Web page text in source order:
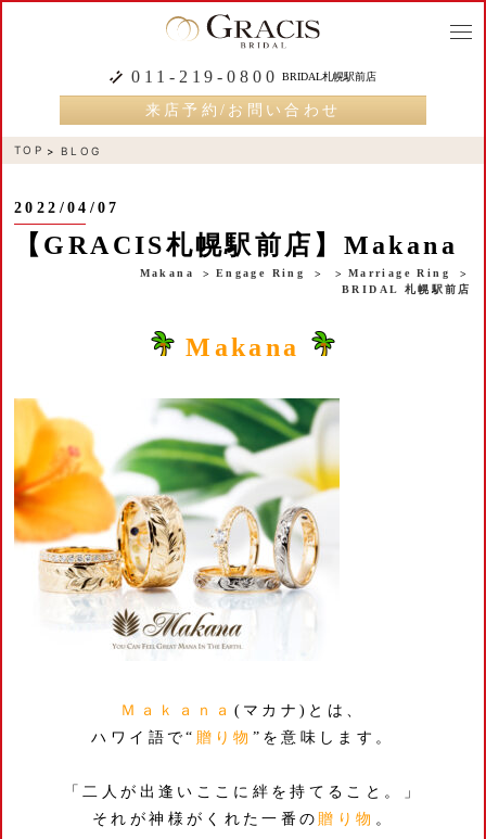
011-219-0800 BRIDAL札幌駅前店
来店予約/お問い合わせ
TOP BLOG
2022/04/07
【GRACIS札幌駅前店】Makana
Makana Engage Ring
Marriage Ring
BRIDAL 札幌駅前店
Makana
Ｍａｋａｎａ (マカナ)とは、
ハワイ語で“ 贈り物 ”を意味します。
「二人が出逢いここに絆を持てること。」
それが神様がくれた一番の贈り物 。